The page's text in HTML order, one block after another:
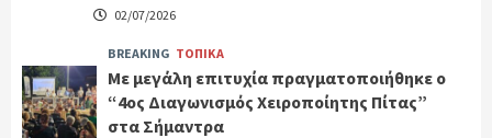
02/07/2026
BREAKING ΤΟΠΙΚΑ
Με μεγάλη επιτυχία πραγματοποιήθηκε ο
“4ος Διαγωνισμός Χειροποίητης Πίτας”
στα Σήμαντρα